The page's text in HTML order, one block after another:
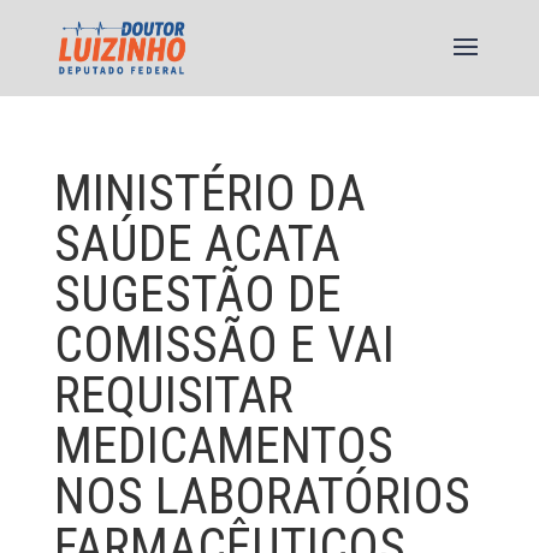
MINISTÉRIO DA
SAÚDE ACATA
SUGESTÃO DE
COMISSÃO E VAI
REQUISITAR
MEDICAMENTOS
NOS LABORATÓRIOS